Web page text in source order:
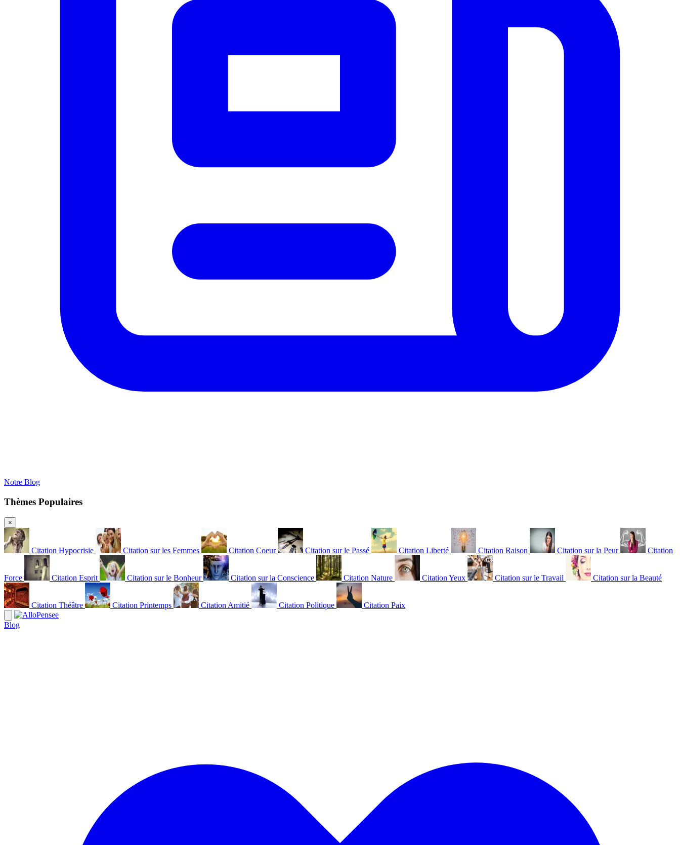
Notre Blog
Thèmes Populaires
×
Citation Hypocrisie Citation sur les Femmes Citation Coeur Citation sur le Passé Citation Liberté Citation Raison Citation sur la Peur Citation
Force Citation Esprit Citation sur le Bonheur Citation sur la Conscience Citation Nature Citation Yeux Citation sur le Travail Citation sur la Beauté
Citation Théâtre Citation Printemps Citation Amitié Citation Politique Citation Paix
Blog